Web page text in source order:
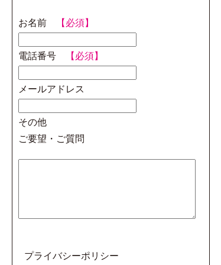
お名前 【必須】
電話番号 【必須】
メールアドレス
その他
ご要望・ご質問
プライバシーポリシー